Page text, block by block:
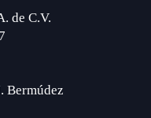
de C.V.
Bermúdez